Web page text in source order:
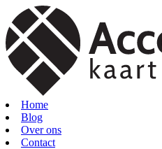
Home
Blog
Over ons
Contact